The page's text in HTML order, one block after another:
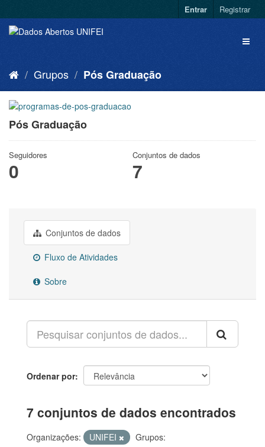
Entrar Registrar
Grupos Pós Graduação
Pós Graduação
Seguidores
0
Conjuntos de dados
7
Conjuntos de dados
Fluxo de Atividades
Sobre
Ordenar por
7 conjuntos de dados encontrados
Organizações: UNIFEI
Grupos: